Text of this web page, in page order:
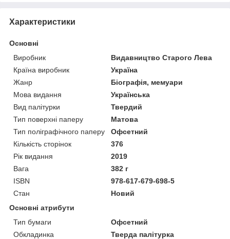
Характеристики
Основні
Виробник
Видавництво Старого Лева
Країна виробник
Україна
Жанр
Біографія, мемуари
Мова видання
Українська
Вид палітурки
Твердий
Тип поверхні паперу
Матова
Тип поліграфічного паперу
Офсетний
Кількість сторінок
376
Рік видання
2019
Вага
382 г
ISBN
978-617-679-698-5
Стан
Новий
Основні атрибути
Тип бумаги
Офсетний
Обкладинка
Тверда палітурка